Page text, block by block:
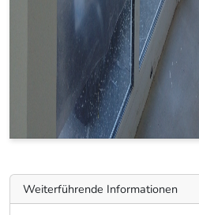
Weiterführende Informationen